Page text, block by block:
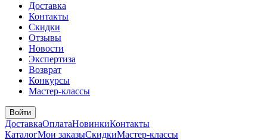
Доставка
Контакты
Скидки
Отзывы
Новости
Экспертиза
Возврат
Конкурсы
Мастер-классы
Войти
ДоставкаОплатаНовинкиКонтакты
КаталогМои заказыСкидкиМастер-классы